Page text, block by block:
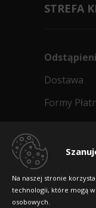
Na naszej stronie
technologii, które mogą
osobowych.
STREFA
Dostawa
Formy
Dlaczego
Raty